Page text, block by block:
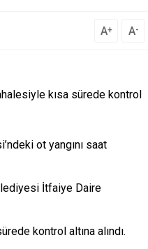
A+ A-
kısa sürede kontrol
ot yangını saat
İtfaiye Daire
kontrol altına alındı.